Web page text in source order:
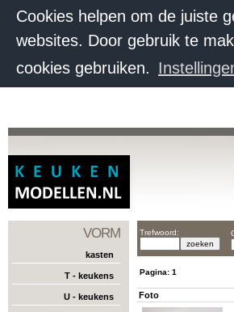
Cookies helpen om de juiste
websites. Door gebruik te
cookies gebruiken.
VORM
kasten
T - keukens
U - keukens
Trefwoord:
Pagina: 1
Foto